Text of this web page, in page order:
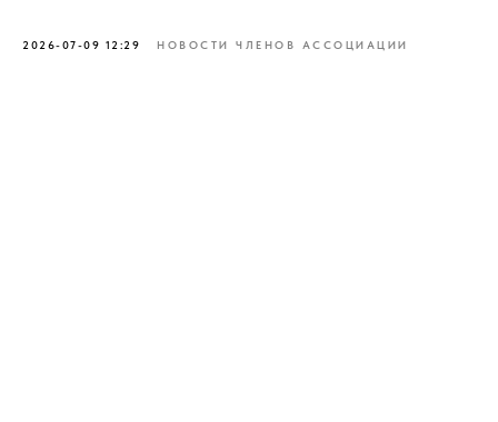
2026-07-09 12:29 НОВОСТИ ЧЛЕНОВ АССОЦИАЦИИ